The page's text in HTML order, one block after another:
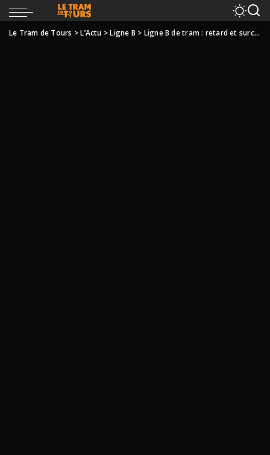
Le Tram de Tours >L’Actu >Ligne B > Ligne B de tram : retard et surcoût en perspective ?